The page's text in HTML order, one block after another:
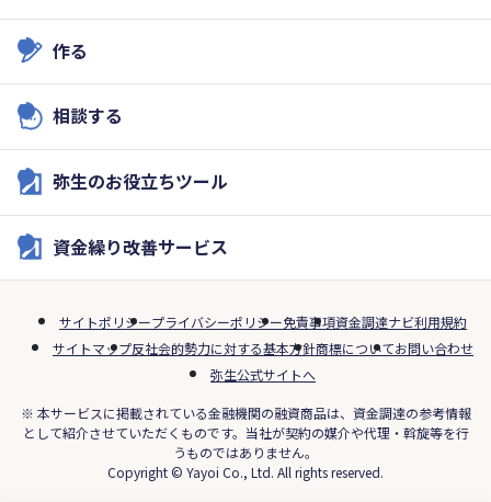
作る
相談する
弥生のお役立ちツール
資金繰り改善サービス
サイトポリシープライバシーポリシー免責事項資金調達ナビ利用規約
サイトマップ反社会的勢力に対する基本方針商標についてお問い合わせ
弥生公式サイトへ
※ 本サービスに掲載されている金融機関の融資商品は、資金調達の参考情報
として紹介させていただくものです。当社が契約の媒介や代理・斡旋等を行
うものではありません。
Copyright © Yayoi Co., Ltd. All rights reserved.